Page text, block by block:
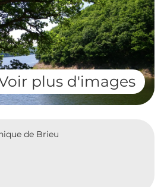
plus d'images
de Brieu